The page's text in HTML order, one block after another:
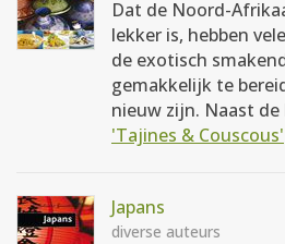
Dat de Noord-
lekker is, hebben
de exotisch
gemakkelijk te
nieuw zijn. Naast de
'Tajines & Couscous'
Japans
diverse auteurs